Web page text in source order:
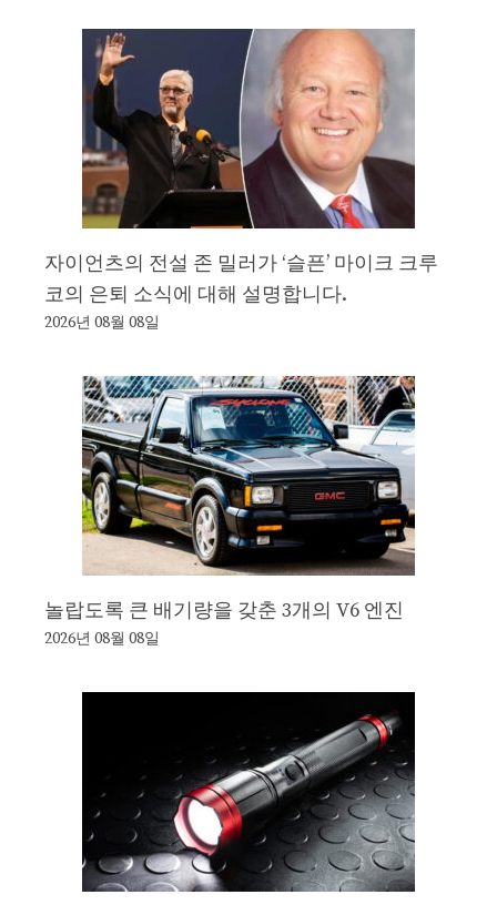
자이언츠의 전설 존 밀러가 ‘슬픈’ 마이크 크루
코의 은퇴 소식에 대해 설명합니다.
2026년 08월 08일
놀랍도록 큰 배기량을 갖춘 3개의 V6 엔진
2026년 08월 08일